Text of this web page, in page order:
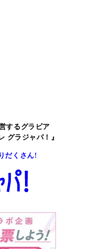
するグラビア
グラジャパ！』
だくさん!